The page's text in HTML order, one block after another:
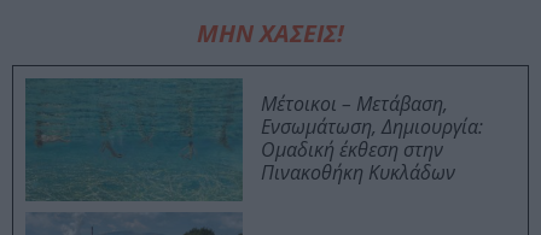
ΜΗΝ ΧΑΣΕΙΣ!
Μέτοικοι – Μετάβαση,
Ενσωμάτωση, Δημιουργία:
Ομαδική έκθεση στην
Πινακοθήκη Κυκλάδων